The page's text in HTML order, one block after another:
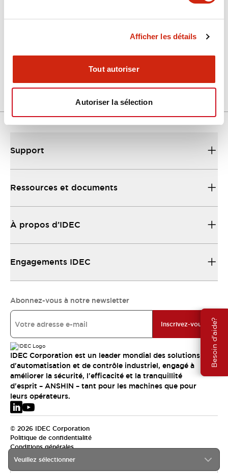
Afficher les détails
Tout autoriser
Autoriser la sélection
Besoin d'aide?
Veuillez sélectionner
Support
Ressources et documents
À propos d’IDEC
Engagements IDEC
Abonnez-vous à notre newsletter
Inscrivez-vous
IDEC Corporation est un leader mondial des solutions
d'automatisation et de contrôle industriel, engagé à
améliorer la sécurité, l'efficacité et la tranquillité
d'esprit – ANSHIN – tant pour les machines que pour
leurs opérateurs.
© 2026 IDEC Corporation
Politique de confidentialité
Conditions générales
EMEA